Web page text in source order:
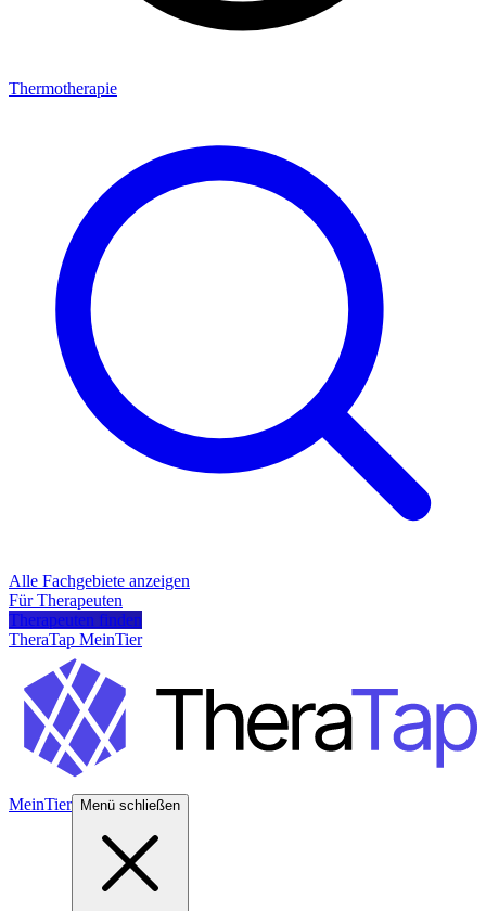
Thermotherapie
Alle Fachgebiete anzeigen
Für Therapeuten
Therapeuten finden
TheraTap MeinTier
MeinTier Menü schließen